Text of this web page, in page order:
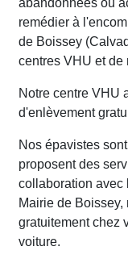
abandonnées ou
remédier à
de Boissey
centres VHU et de
Notre centre VHU
d'enlèvement
Nos épavistes
proposent des
collaboration avec
Mairie de
gratuitement chez
voiture.